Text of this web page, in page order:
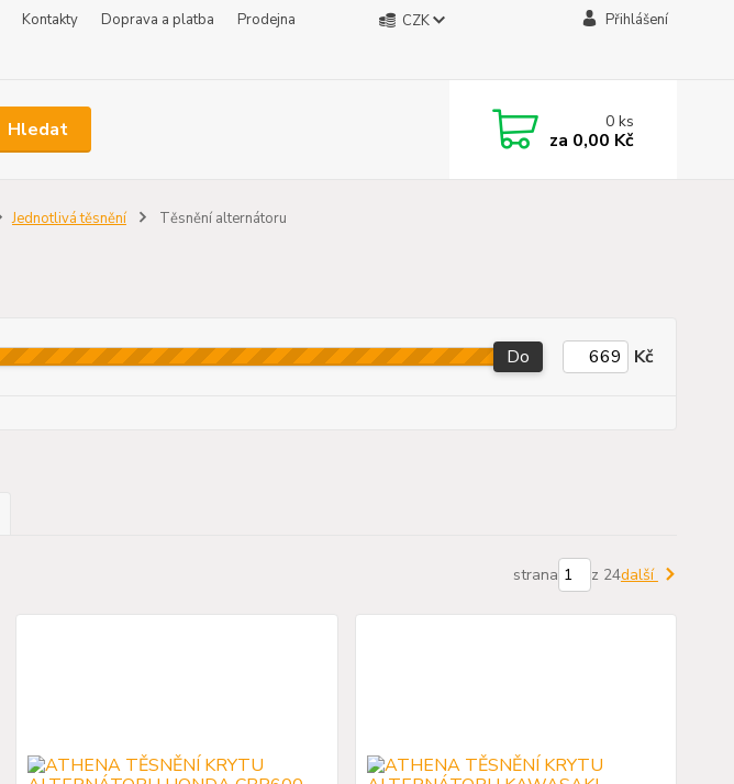
Kontakty Doprava a platba
Prodejna
CZK Přihlášení
Hledat 0ks
za 0,00 Kč
Jednotlivá těsnění Těsnění alternátoru
Do Kč
strana z 24další